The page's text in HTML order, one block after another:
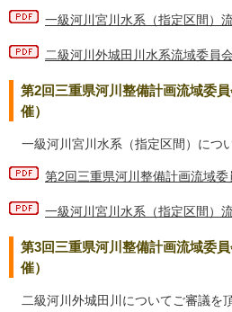
一級河川宮川水系（指定区間）
二級河川外城田川水系流域委員
第2回三重県河川整備計画流域委
催）
一級河川宮川水系（指定区間）につ
第2回三重県河川整備計画流域委
一級河川宮川水系（指定区間）
第3回三重県河川整備計画流域委
催）
二級河川外城田川についてご審議を